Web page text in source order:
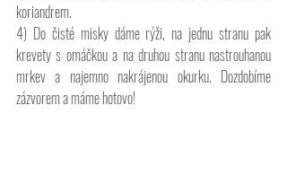
koriandrem.
4) Do čisté misky dáme rýži, na jednu stranu pak
krevety s omáčkou a na druhou stranu nastrouhanou
mrkev a najemno nakrájenou okurku. Dozdobíme
zázvorem a máme hotovo!